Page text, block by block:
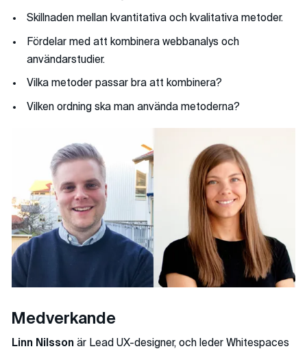
Skillnaden mellan kvantitativa och kvalitativa metoder.
Fördelar med att kombinera webbanalys och
användarstudier.
Vilka metoder passar bra att kombinera?
Vilken ordning ska man använda metoderna?
Medverkande
Linn Nilsson är Lead UX-designer, och leder Whitespaces